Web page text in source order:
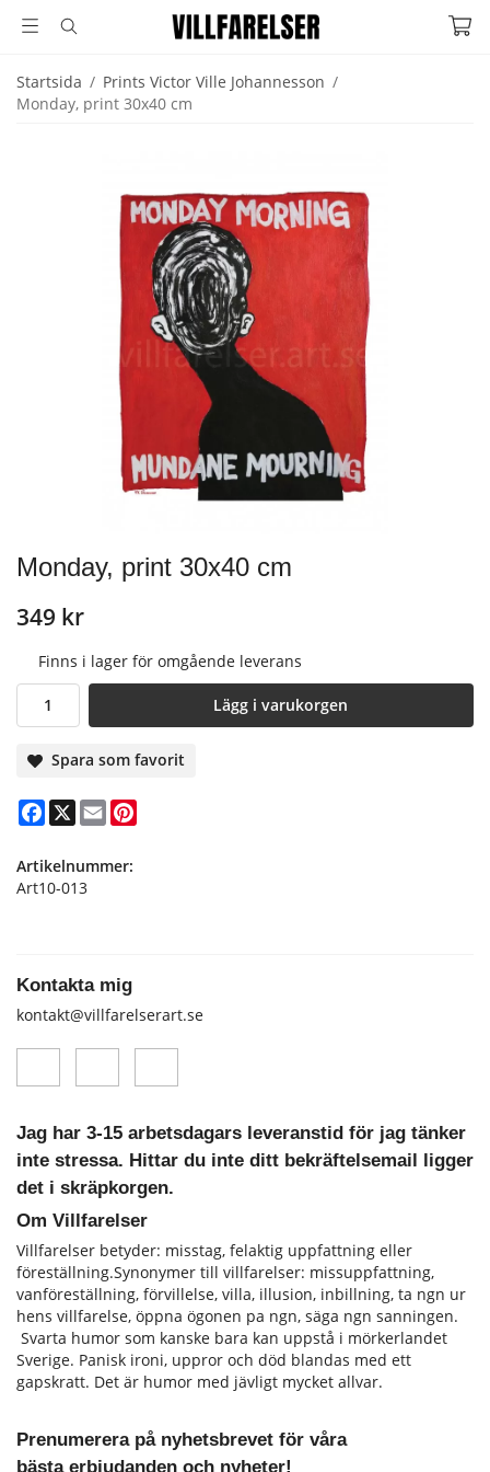
Startsida / Prints Victor Ville Johannesson /
Monday, print 30x40 cm
Monday, print 30x40 cm
349 kr
Finns i lager för omgående leverans
Lägg i varukorgen
Spara som favorit
Facebook
X Email
Artikelnummer:
Art10-013
Kontakta mig
kontakt@villfarelserart.se
Jag har 3-15 arbetsdagars leveranstid för jag tänker
inte stressa. Hittar du inte ditt bekräftelsemail ligger
det i skräpkorgen.
Om Villfarelser
Villfarelser betyder: misstag, felaktig uppfattning eller
föreställning.Synonymer till villfarelser: missuppfattning,
vanföreställning, förvillelse, villa, illusion, inbillning, ta ngn ur
hens vill­farelse, öppna ögonen pa ngn, säga ngn sanningen.
Svarta humor som kanske bara kan uppstå i mörkerlandet
Sverige. Panisk ironi, uppror och död blandas med ett
gapskratt. Det är humor med jävligt mycket allvar.
Prenumerera på nyhetsbrevet för våra
bästa erbjudanden och nyheter!